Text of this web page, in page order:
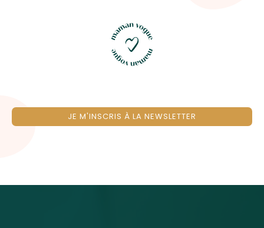
JE M'INSCRIS À LA NEWSLETTER